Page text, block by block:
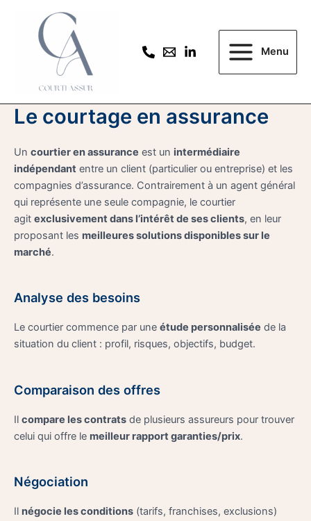
Main
Menu
Le courtage en assurance
Un courtier en assurance est un intermédiaire
indépendant entre un client (particulier ou entreprise) et les
compagnies d’assurance. Contrairement à un agent général
qui représente une seule compagnie, le courtier
agit exclusivement dans l’intérêt de ses clients, en leur
proposant les meilleures solutions disponibles sur le
marché.
Analyse des besoins
Le courtier commence par une étude personnalisée de la
situation du client : profil, risques, objectifs, budget.
Comparaison des offres
Il compare les contrats de plusieurs assureurs pour trouver
celui qui offre le meilleur rapport garanties/prix.
Négociation
Il négocie les conditions (tarifs, franchises, exclusions)